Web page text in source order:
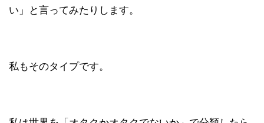
い」と言ってみたりします。
私もそのタイプです。